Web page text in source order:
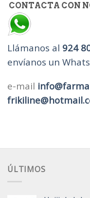
CONTACTA CON
Llámanos al 924
envíanos un
e-mail
ÚLTIMOS